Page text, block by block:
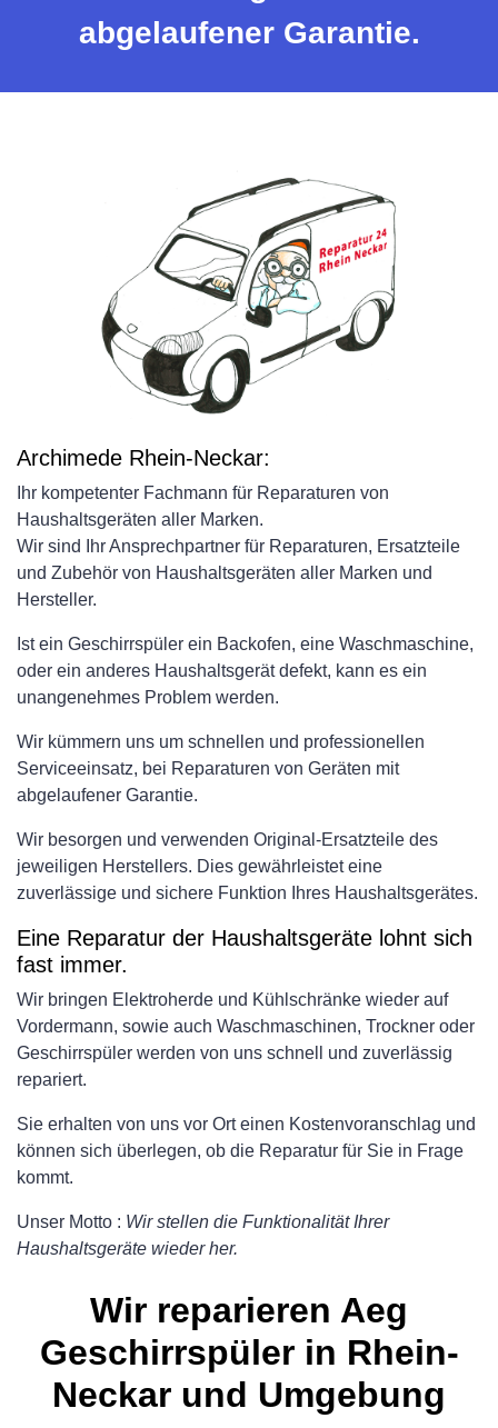
abgelaufener Garantie.
Archimede Rhein-Neckar:
Ihr kompetenter Fachmann für Reparaturen von
Haushaltsgeräten aller Marken.
Wir sind Ihr Ansprechpartner für Reparaturen, Ersatzteile
und Zubehör von Haushaltsgeräten aller Marken und
Hersteller.
Ist ein Geschirrspüler ein Backofen, eine Waschmaschine,
oder ein anderes Haushaltsgerät defekt, kann es ein
unangenehmes Problem werden.
Wir kümmern uns um schnellen und professionellen
Serviceeinsatz, bei Reparaturen von Geräten mit
abgelaufener Garantie.
Wir besorgen und verwenden Original-Ersatzteile des
jeweiligen Herstellers. Dies gewährleistet eine
zuverlässige und sichere Funktion Ihres Haushaltsgerätes.
Eine Reparatur der Haushaltsgeräte lohnt sich
fast immer.
Wir bringen Elektroherde und Kühlschränke wieder auf
Vordermann, sowie auch Waschmaschinen, Trockner oder
Geschirrspüler werden von uns schnell und zuverlässig
repariert.
Sie erhalten von uns vor Ort einen Kostenvoranschlag und
können sich überlegen, ob die Reparatur für Sie in Frage
kommt.
Unser Motto : Wir stellen die Funktionalität Ihrer
Haushaltsgeräte wieder her.
Wir reparieren Aeg
Geschirrspüler in Rhein-
Neckar und Umgebung